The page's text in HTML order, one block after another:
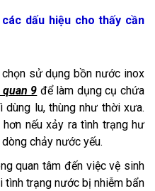
dấu hiệu cho thấy cần
sử dụng bồn nước inox
9 để làm dụng cụ chứa
lu, thùng như thời xưa.
nếu xảy ra tình trạng hư
chảy nước yếu.
quan tâm đến việc vệ sinh
tình trạng nước bị nhiễm bẩn